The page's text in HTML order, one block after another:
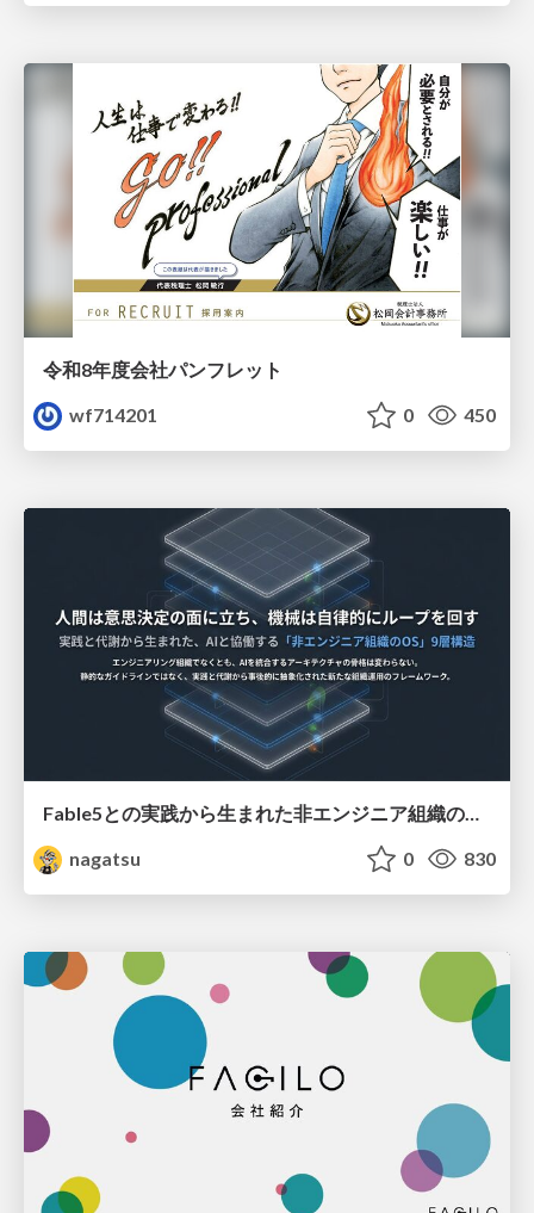
令和8年度会社パンフレット
wf714201
0 450
Fable5との実践から生まれた非エンジニア組織のループエンジニアリング
nagatsu
0 830